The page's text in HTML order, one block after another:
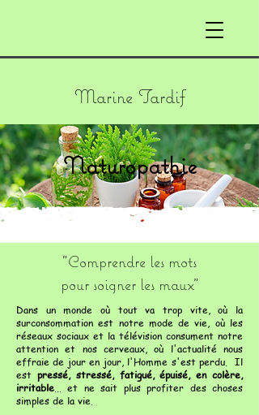
Marine Tardif
Naturopathie
"Comprendre les mots
pour soigner les maux"
Dans un monde où tout va trop vite, où la
surconsommation est notre mode de vie, où les
réseaux sociaux et la télévision consument notre
attention et nos cerveaux, où l'actualité nous
effraie de jour en jour, l'Homme s'est perdu. Il
est pressé, stressé, fatigué, épuisé, en colère,
irritable ... et ne sait plus profiter des choses
simples de la vie.